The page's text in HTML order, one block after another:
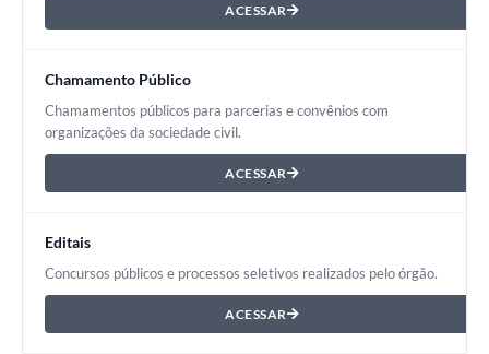
ACESSAR
Chamamento Público
Chamamentos públicos para parcerias e convênios com
organizações da sociedade civil.
ACESSAR
Editais
Concursos públicos e processos seletivos realizados pelo órgão.
ACESSAR